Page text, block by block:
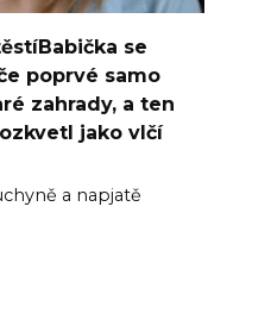
se
poprvé samo
zahrady, a ten
jako vlčí
a napjatě